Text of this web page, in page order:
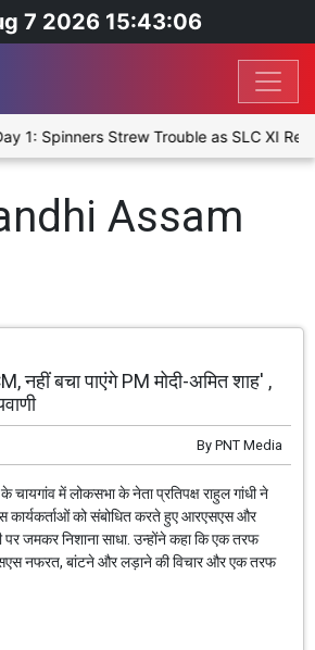
7 2026 15:43:06
1: Spinners Strew Trouble as SLC XI
Assam
बचा पाएंगे PM मोदी-अमित शाह' ,
By PNT Media
चायगांव में लोकसभा के नेता प्रतिपक्ष राहुल गांधी ने
कार्यकर्ताओं को संबोधित करते हुए आरएसएस और
पर जमकर निशाना साधा. उन्होंने कहा कि एक तरफ
नफरत, बांटने और लड़ाने की विचार और एक तरफ